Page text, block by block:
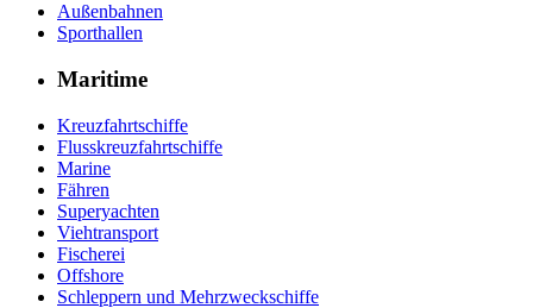
Außenbahnen
Sporthallen
Maritime
Kreuzfahrtschiffe
Flusskreuzfahrtschiffe
Marine
Fähren
Superyachten
Viehtransport
Fischerei
Offshore
Schleppern und Mehrzweckschiffe